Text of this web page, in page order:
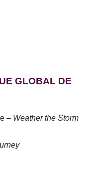
GLOBAL DE
– Weather the Storm